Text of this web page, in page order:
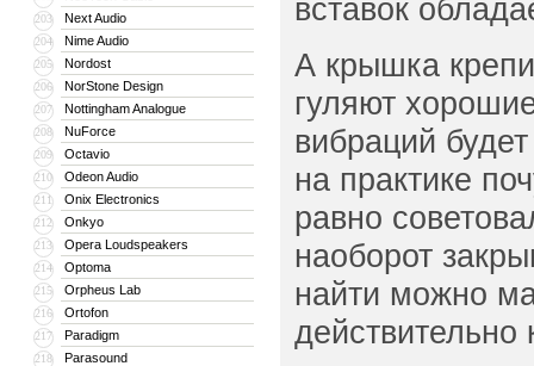
203 Next Audio
204 Nime Audio
205 Nordost
206 NorStone Design
207 Nottingham Analogue
208 NuForce
209 Octavio
210 Odeon Audio
211 Onix Electronics
212 Onkyo
213 Opera Loudspeakers
214 Optoma
215 Orpheus Lab
216 Ortofon
217 Paradigm
218 Parasound
вставок
А крышка
гуляют
вибраций
на практике
равно
наоборот
найти можно
действительно